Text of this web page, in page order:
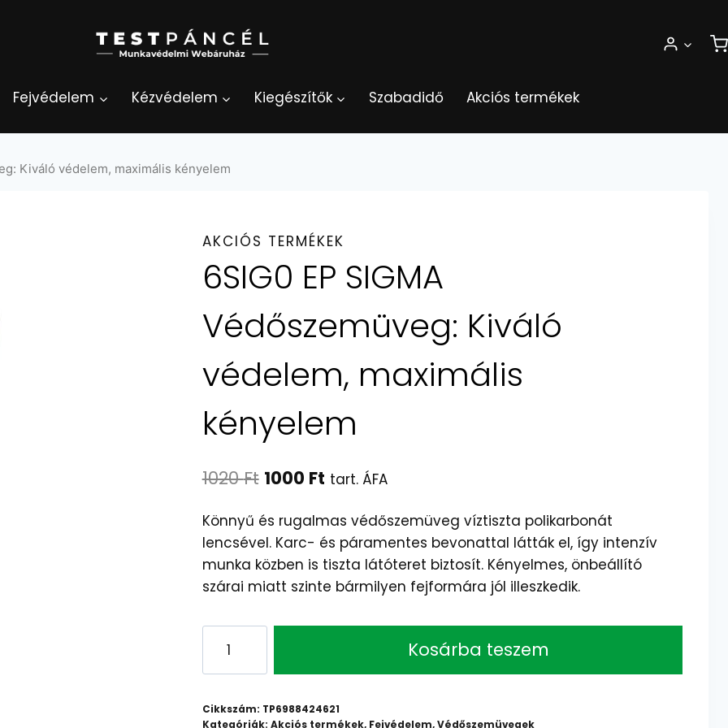
Fejvédelem Kézvédelem Kiegészítők Szabadidő Akciós termékek
Kiváló védelem, maximális kényelem
AKCIÓS TERMÉKEK
6SIG0 EP SIGMA
Védőszemüveg: Kiváló
védelem, maximális
kényelem
1020Ft Original
was:
1020 Ft.
1000 FtCurrent
is:
1000 Ft.
tart. ÁFA
Könnyű és rugalmas védőszemüveg víztiszta polikarbonát
lencsével. Karc- és páramentes bevonattal látták el, így intenzív
munka közben is tiszta látóteret biztosít. Kényelmes, önbeállító
szárai miatt szinte bármilyen fejformára jól illeszkedik.
SIGMA
Védőszemüveg:
Kiváló
Kosárba teszem
Cikkszám: TP6988424621
Kategóriák: Akciós termékek, Fejvédelem,Védőszemüvegek